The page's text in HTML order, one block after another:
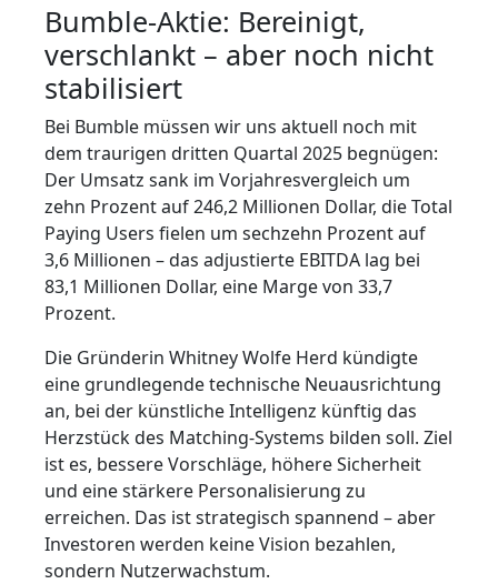
Bumble-Aktie: Bereinigt,
verschlankt – aber noch nicht
stabilisiert
Bei Bumble müssen wir uns aktuell noch mit
dem traurigen dritten Quartal 2025 begnügen:
Der Umsatz sank im Vorjahresvergleich um
zehn Prozent auf 246,2 Millionen Dollar, die Total
Paying Users fielen um sechzehn Prozent auf
3,6 Millionen – das adjustierte EBITDA lag bei
83,1 Millionen Dollar, eine Marge von 33,7
Prozent.
Die Gründerin Whitney Wolfe Herd kündigte
eine grundlegende technische Neuausrichtung
an, bei der künstliche Intelligenz künftig das
Herzstück des Matching-Systems bilden soll. Ziel
ist es, bessere Vorschläge, höhere Sicherheit
und eine stärkere Personalisierung zu
erreichen. Das ist strategisch spannend – aber
Investoren werden keine Vision bezahlen,
sondern Nutzerwachstum.